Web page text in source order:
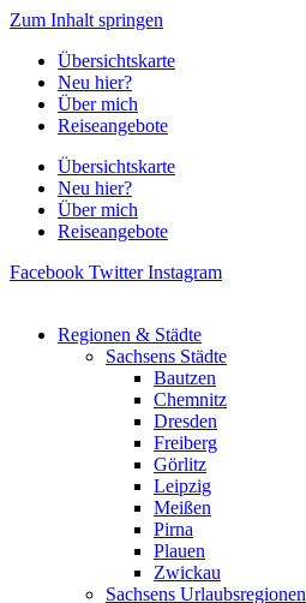
Zum Inhalt springen
Übersichtskarte
Neu hier?
Über mich
Reiseangebote
Übersichtskarte
Neu hier?
Über mich
Reiseangebote
Facebook Twitter Instagram
Regionen & Städte
Sachsens Städte
Bautzen
Chemnitz
Dresden
Freiberg
Görlitz
Leipzig
Meißen
Pirna
Plauen
Zwickau
Sachsens Urlaubsregionen